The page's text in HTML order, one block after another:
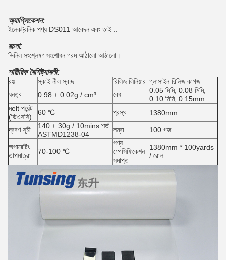
অ্যাপ্লিকেশন:
ইলেকট্রনিক পণ্য DS011 আবেদন এবং তাই ..
রচনা:
ভিনিল সংশ্লেষণ সংশোধন গরম আঠালো আঠালো।
শারীরিক বৈশিষ্ট্যাবলী:
রঙ স্কাই নীল স্বচ্ছ রিলিজ লিনিয়ার গ্লাসাইন রিলিজ কাগজ
ঘনত্ব
0.98 ± 0.02g / cm³ বেধ
0.05 মিমি, 0.08 মিমি,
0.10 মিমি, 0.15mm
মelt পয়েন্ট
(ডিএসসি)
60 ℃ প্রস্থ 1380mm
দ্রবণ সূচী
140 ± 30g / 10mins শর্ত:
ASTMD1238-04
লম্বা 100 গজ
অপারেটিং
তাপমাত্রা
70-100 ℃
পণ্য
স্পেসিফিকেশন
সমাপ্ত
1380mm * 100yards
/ রোল